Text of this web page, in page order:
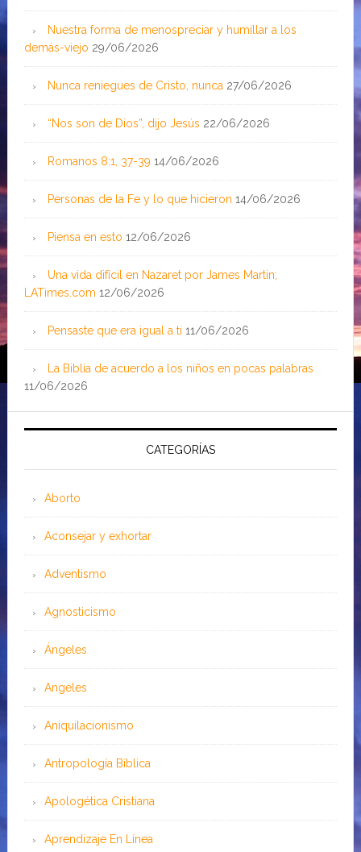
Nuestra forma de menospreciar y humillar a los
demás-viejo 29/06/2026
Nunca reniegues de Cristo, nunca 27/06/2026
“Nos son de Dios”, dijo Jesús 22/06/2026
Romanos 8:1, 37-39 14/06/2026
Personas de la Fe y lo que hicieron 14/06/2026
Piensa en esto 12/06/2026
Una vida difícil en Nazaret por James Martin;
LATimes.com 12/06/2026
Pensaste que era igual a ti 11/06/2026
La Biblia de acuerdo a los niños en pocas palabras
11/06/2026
CATEGORÍAS
Aborto
Aconsejar y exhortar
Adventismo
Agnosticismo
Ángeles
Angeles
Aniquilacionismo
Antropología Bíblica
Apologética Cristiana
Aprendizaje En Línea